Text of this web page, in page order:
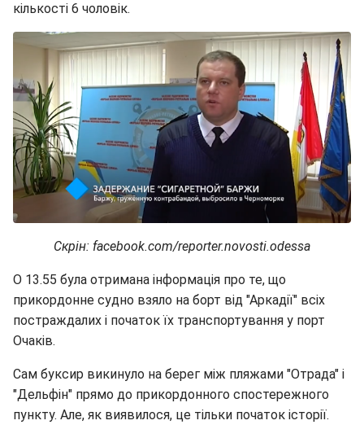
кількості 6 чоловік.
Скрін: facebook.com/reporter.novosti.odessa
О 13.55 була отримана інформація про те, що
прикордонне судно взяло на борт від "Аркадії" всіх
постраждалих і початок їх транспортування у порт
Очаків.
Сам буксир викинуло на берег між пляжами "Отрада" і
"Дельфін" прямо до прикордонного спостережного
пункту. Але, як виявилося, це тільки початок історії.